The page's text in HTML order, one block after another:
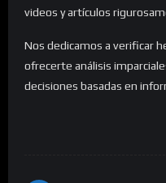
videos y artículos
Nos dedicamos a verificar
ofrecerte análisis
decisiones basadas en